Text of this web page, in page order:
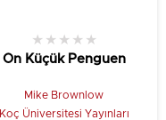
On Küçük Penguen
★ ★ ★ ★ ★
Mike Brownlow
Koç Üniversitesi Yayınları